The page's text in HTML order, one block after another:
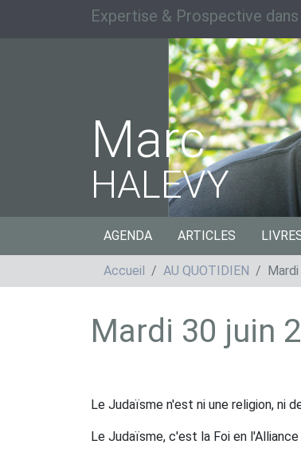
Expertise & Prospective
Marc
HALEVY
AGENDA ARTICLES
Accueil
AU QUOTIDIEN
Mardi 30 juin
Le Judaïsme n'est ni une religion, ni
Le Judaïsme, c'est la Foi en